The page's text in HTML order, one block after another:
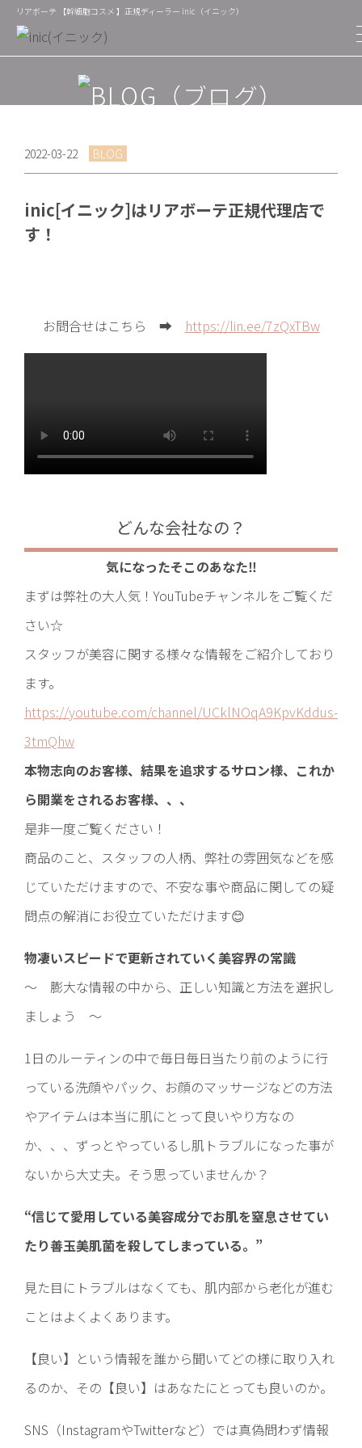
リアボーテ 【幹細胞コスメ 】正規ディーラー inic（イニック）
2022-03-22 BLOG
inic[イニック]はリアボーテ正規代理店で
す！
お問合せはこちら ➡ https://lin.ee/7zQxTBw
どんな会社なの？
気になったそこのあなた‼
まずは弊社の大人気！YouTubeチャンネルをご覧くだ
さい☆
スタッフが美容に関する様々な情報をご紹介しており
ます。
https://youtube.com/channel/UCklNOqA9KpvKddus-
3tmQhw
本物志向のお客様、結果を追求するサロン様、これか
ら開業をされるお客様、、、
是非一度ご覧ください！
商品のこと、スタッフの人柄、弊社の雰囲気などを感
じていただけますので、不安な事や商品に関しての疑
問点の解消にお役立ていただけます😊
物凄いスピードで更新されていく美容界の常識
～ 膨大な情報の中から、正しい知識と方法を選択し
ましょう ～
1日のルーティンの中で毎日毎日当たり前のように行
っている洗顔やパック、お顔のマッサージなどの方法
やアイテムは本当に肌にとって良いやり方なの
か、、、ずっとやっているし肌トラブルになった事が
ないから大丈夫。そう思っていませんか？
“信じて愛用している美容成分でお肌を窒息させてい
たり善玉美肌菌を殺してしまっている。”
見た目にトラブルはなくても、肌内部から老化が進む
ことはよくよくあります。
【良い】という情報を誰から聞いてどの様に取り入れ
るのか、その【良い】はあなたにとっても良いのか。
SNS（InstagramやTwitterなど）では真偽問わず情報